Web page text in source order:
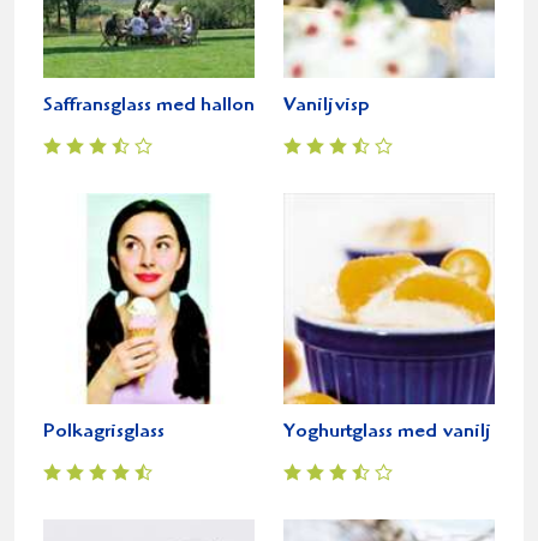
Saffransglass med hallon Vaniljvisp
Polkagrisglass Yoghurtglass med vanilj